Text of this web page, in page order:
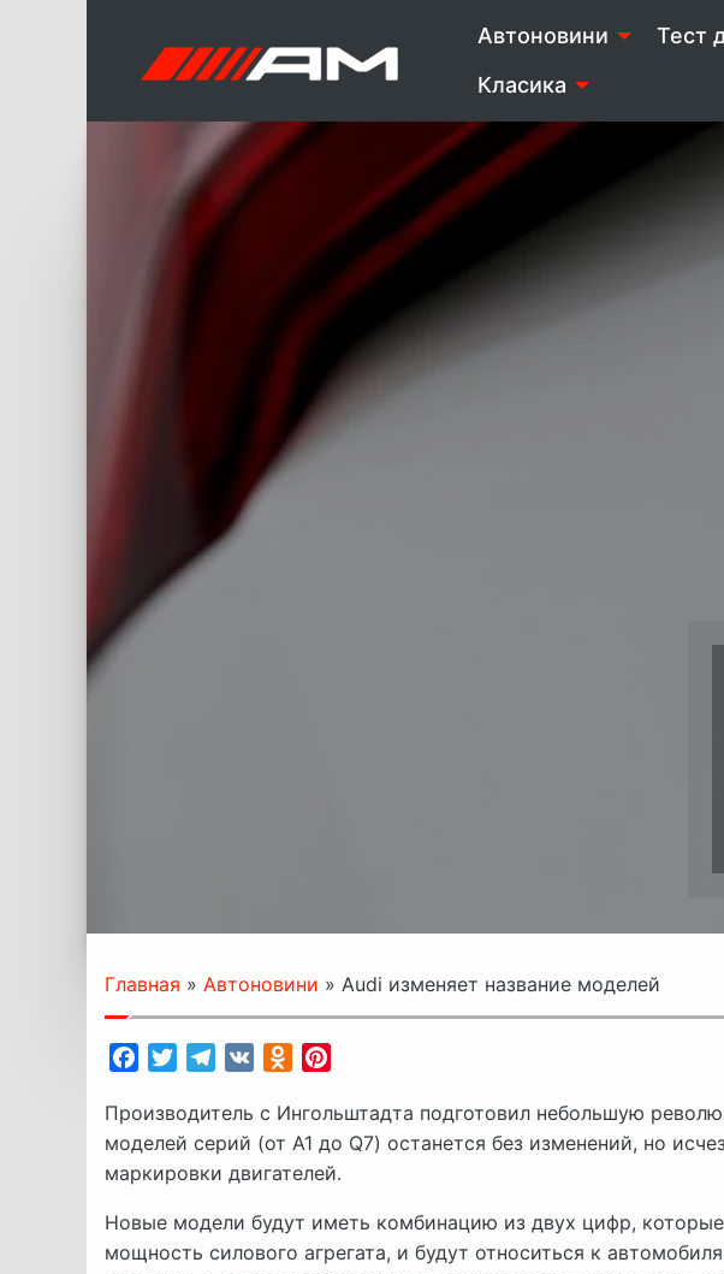
Автоновини Тест
Класика
Главная » Автоновини » Audi изменяет название моделей
FacebookTwitterTelegram
VK Odnoklassniki
Производитель с Ингольштадта подготовил небольшую
моделей серий (от A1 до Q7) останется без изменений, но
маркировки двигателей.
Новые модели будут иметь комбинацию из двух цифр,
мощность силового агрегата, и будут относиться к